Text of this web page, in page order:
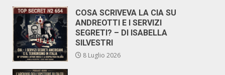
COSA SCRIVEVA LA CIA SU
ANDREOTTI E I SERVIZI
SEGRETI? – DI ISABELLA
SILVESTRI
8 Luglio 2026